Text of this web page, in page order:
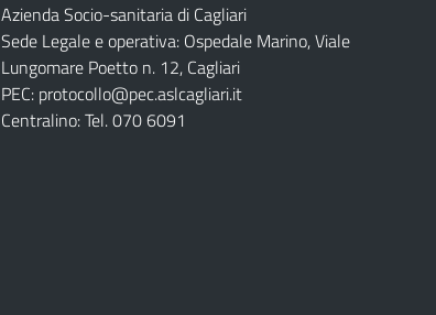
Azienda Socio-sanitaria di Cagliari
Sede Legale e operativa: Ospedale Marino, Viale
Lungomare Poetto n. 12, Cagliari
PEC: protocollo@pec.aslcagliari.it
Centralino: Tel. 070 6091